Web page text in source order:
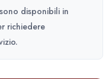
disponibili in
richiedere